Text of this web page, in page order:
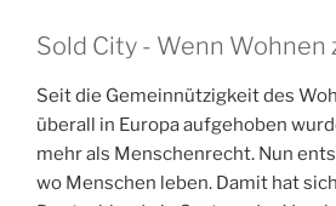
Sold City - Wenn Wohnen
Seit die Gemeinnützigkeit des
überall in Europa aufgehoben
mehr als Menschenrecht. Nun
wo Menschen leben. Damit hat